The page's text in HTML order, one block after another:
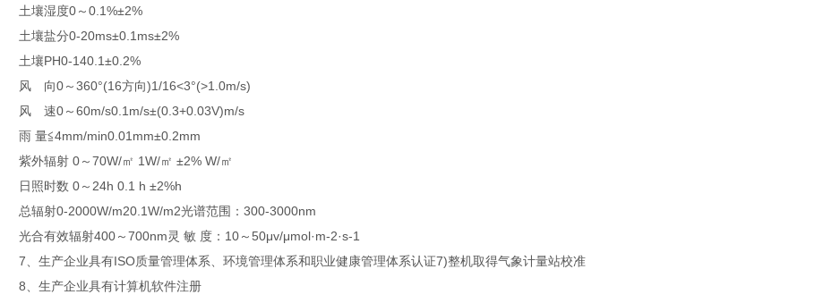
土壤湿度0～0.1%±2%
土壤盐分0-20ms±0.1ms±2%
土壤PH0-140.1±0.2%
风 向0～360°(16方向)1/16<3°(>1.0m/s)
风 速0～60m/s0.1m/s±(0.3+0.03V)m/s
雨 量≦4mm/min0.01mm±0.2mm
紫外辐射 0～70W/㎡ 1W/㎡ ±2% W/㎡
日照时数 0～24h 0.1 h ±2%h
总辐射0-2000W/m20.1W/m2光谱范围：300-3000nm
光合有效辐射400～700nm灵 敏 度：10～50μv/μmol·m-2·s-1
7、生产企业具有ISO质量管理体系、环境管理体系和职业健康管理体系认证7)整机取得气象计量站校准
8、生产企业具有计算机软件注册